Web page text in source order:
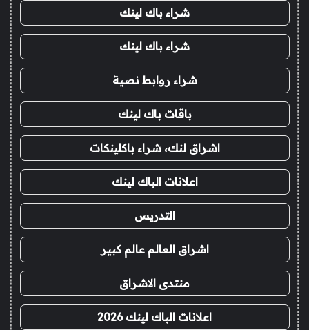
شراء باك لينك
شراء باك لينك
شراء روابط نصية
باقات باك لينك
اشراق لنك، شراء باكلينكات
اعلانات الباك لينك
التدريس
اشراق العالم عالم كبير
منتدى الاشراق
اعلانات الباك لينك 2026